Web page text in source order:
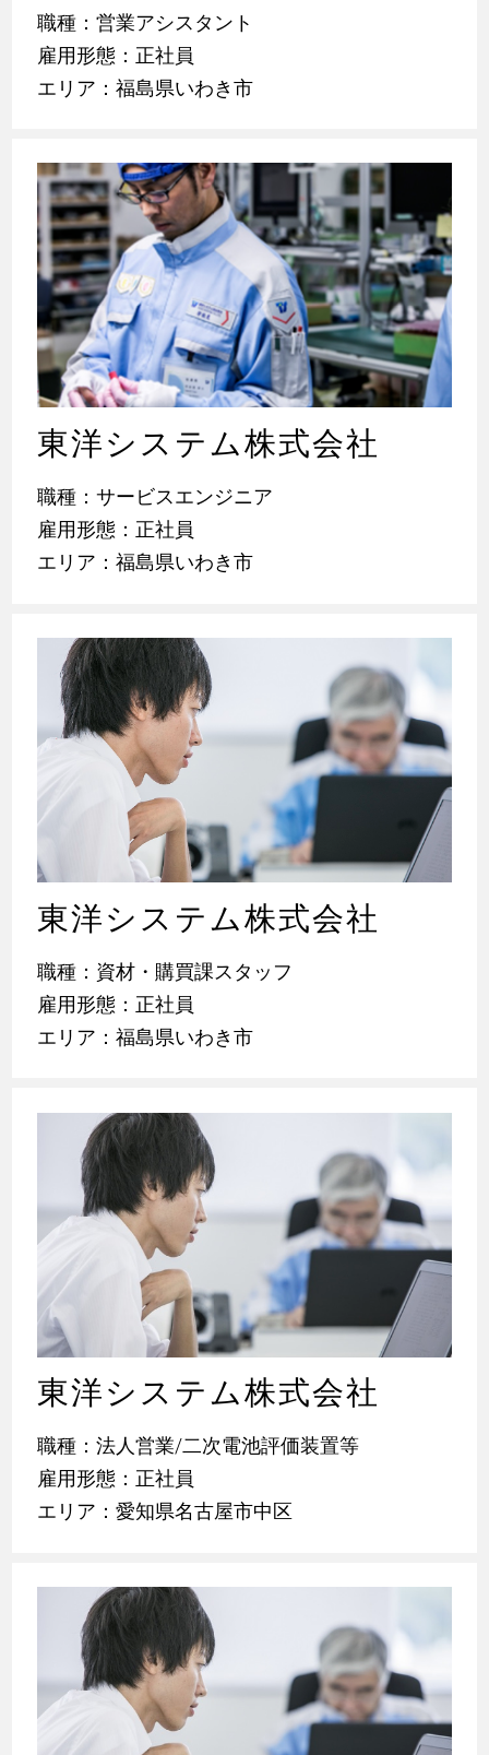
職種：営業アシスタント
雇用形態：正社員
エリア：福島県いわき市
東洋システム株式会社
職種：サービスエンジニア
雇用形態：正社員
エリア：福島県いわき市
東洋システム株式会社
職種：資材・購買課スタッフ
雇用形態：正社員
エリア：福島県いわき市
東洋システム株式会社
職種：法人営業/二次電池評価装置等
雇用形態：正社員
エリア：愛知県名古屋市中区